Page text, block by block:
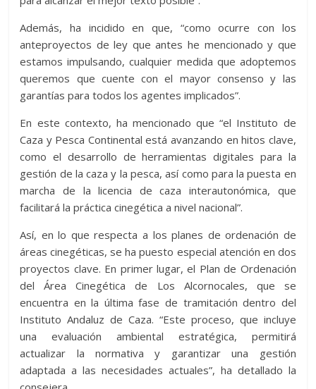
Además, ha incidido en que, “como ocurre con los
anteproyectos de ley que antes he mencionado y que
estamos impulsando, cualquier medida que adoptemos
queremos que cuente con el mayor consenso y las
garantías para todos los agentes implicados”.
En este contexto, ha mencionado que “el Instituto de
Caza y Pesca Continental está avanzando en hitos clave,
como el desarrollo de herramientas digitales para la
gestión de la caza y la pesca, así como para la puesta en
marcha de la licencia de caza interautonómica, que
facilitará la práctica cinegética a nivel nacional”.
Así, en lo que respecta a los planes de ordenación de
áreas cinegéticas, se ha puesto especial atención en dos
proyectos clave. En primer lugar, el Plan de Ordenación
del Área Cinegética de Los Alcornocales, que se
encuentra en la última fase de tramitación dentro del
Instituto Andaluz de Caza. “Este proceso, que incluye
una evaluación ambiental estratégica, permitirá
actualizar la normativa y garantizar una gestión
adaptada a las necesidades actuales”, ha detallado la